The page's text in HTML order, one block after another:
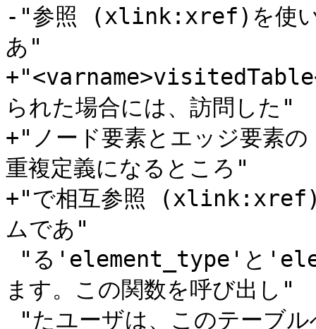
-"参照 (xlink:xref)を使い
あ"
られた場合には、訪問した"
+"ノード要素とエッジ要素
重複定義になるところ"
+"で相互参照 (xlink:xref)
ムであ"
ます。この関数を呼び出し"